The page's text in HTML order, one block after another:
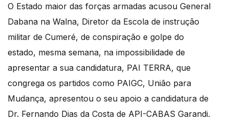
O Estado maior das forças armadas acusou General
Dabana na Walna, Diretor da Escola de instrução
militar de Cumeré, de conspiração e golpe do
estado, mesma semana, na impossibilidade de
apresentar a sua candidatura, PAI TERRA, que
congrega os partidos como PAIGC, União para
Mudança, apresentou o seu apoio a candidatura de
Dr. Fernando Dias da Costa de API-CABAS Garandi.